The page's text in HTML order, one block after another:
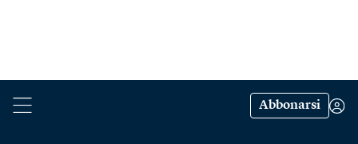
Abbonarsi